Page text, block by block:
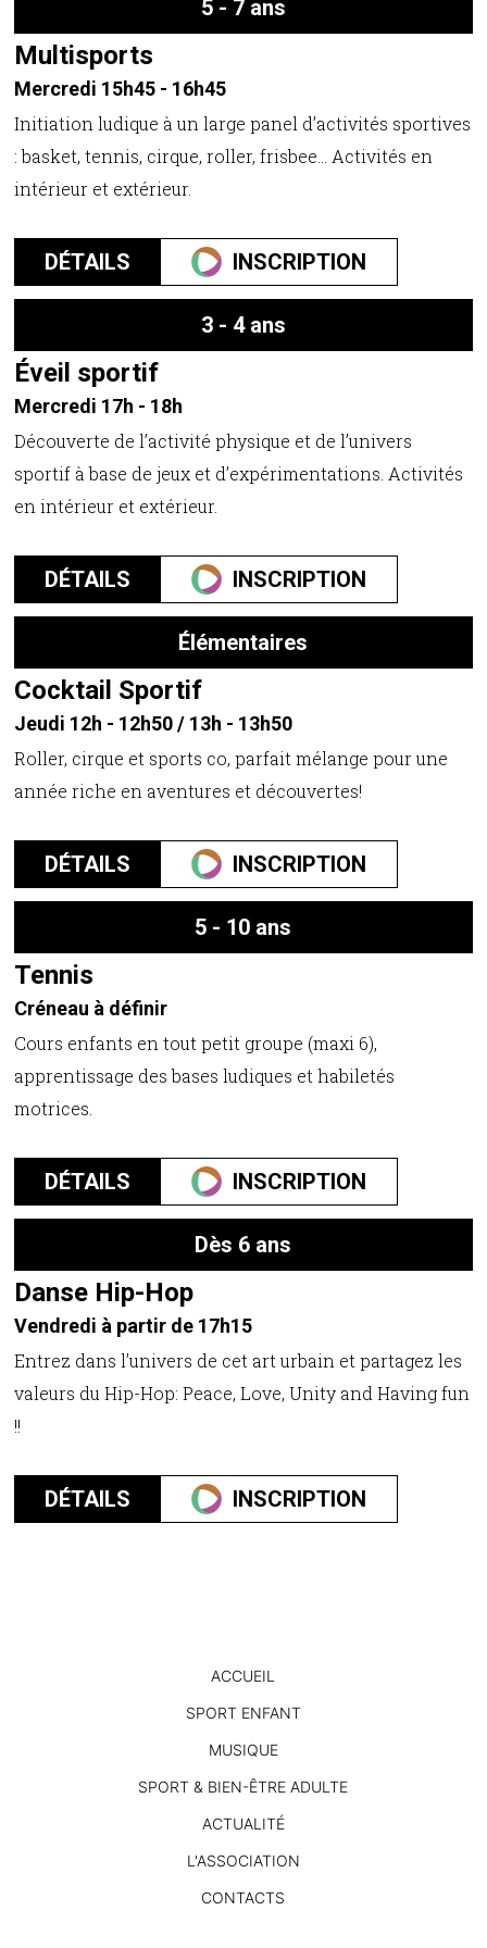
5 - 7 ans
Multisports
Mercredi 15h45 - 16h45
Initiation ludique à un large panel d’activités sportives
: basket, tennis, cirque, roller, frisbee... Activités en
intérieur et extérieur.
DÉTAILS INSCRIPTION
3 - 4 ans
Éveil sportif
Mercredi 17h - 18h
Découverte de l’activité physique et de l’univers
sportif à base de jeux et d’expérimentations. Activités
en intérieur et extérieur.
DÉTAILS INSCRIPTION
Élémentaires
Cocktail Sportif
Jeudi 12h - 12h50 / 13h - 13h50
Roller, cirque et sports co, parfait mélange pour une
année riche en aventures et découvertes!
DÉTAILS INSCRIPTION
5 - 10 ans
Tennis
Créneau à définir
Cours enfants en tout petit groupe (maxi 6),
apprentissage des bases ludiques et habiletés
motrices.
DÉTAILS INSCRIPTION
Dès 6 ans
Danse Hip-Hop
Vendredi à partir de 17h15
Entrez dans l’univers de cet art urbain et partagez les
valeurs du Hip-Hop: Peace, Love, Unity and Having fun
!!
DÉTAILS INSCRIPTION
ACCUEIL
SPORT ENFANT
MUSIQUE
SPORT & BIEN-ÊTRE ADULTE
ACTUALITÉ
L'ASSOCIATION
CONTACTS